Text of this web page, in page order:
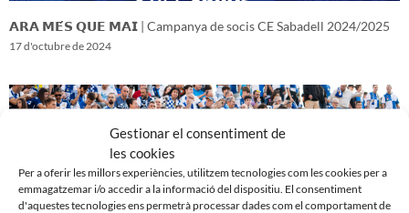
Gestionar el consentiment de
les cookies
Per a oferir les millors experiències, utilitzem tecnologies com les cookies per a
emmagatzemar i/o accedir a la informació del dispositiu. El consentiment
d'aquestes tecnologies ens permetrà processar dades com el comportament de
𝗔𝗥𝗔 𝗠𝗘́𝗦 𝗤𝗨𝗘 𝗠𝗔𝗜 | Campanya de socis CE Sabadell 2024/2025
17 d'octubre de 2024